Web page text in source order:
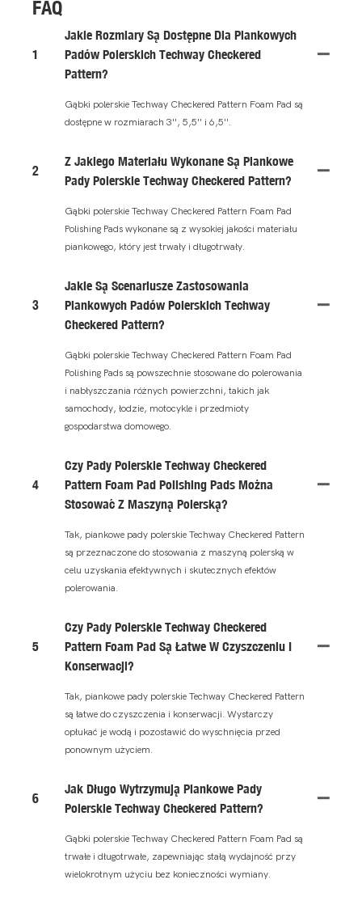
FAQ
1
Jakie Rozmiary Są Dostępne Dla Piankowych
Padów Polerskich Techway Checkered
Pattern?
Gąbki polerskie Techway Checkered Pattern Foam Pad są
dostępne w rozmiarach 3'', 5,5'' i 6,5''.
2
Z Jakiego Materiału Wykonane Są Piankowe
Pady Polerskie Techway Checkered Pattern?
Gąbki polerskie Techway Checkered Pattern Foam Pad
Polishing Pads wykonane są z wysokiej jakości materiału
piankowego, który jest trwały i długotrwały.
3
Jakie Są Scenariusze Zastosowania
Piankowych Padów Polerskich Techway
Checkered Pattern?
Gąbki polerskie Techway Checkered Pattern Foam Pad
Polishing Pads są powszechnie stosowane do polerowania
i nabłyszczania różnych powierzchni, takich jak
samochody, łodzie, motocykle i przedmioty
gospodarstwa domowego.
4
Czy Pady Polerskie Techway Checkered
Pattern Foam Pad Polishing Pads Można
Stosować Z Maszyną Polerską?
Tak, piankowe pady polerskie Techway Checkered Pattern
są przeznaczone do stosowania z maszyną polerską w
celu uzyskania efektywnych i skutecznych efektów
polerowania.
5
Czy Pady Polerskie Techway Checkered
Pattern Foam Pad Są Łatwe W Czyszczeniu I
Konserwacji?
Tak, piankowe pady polerskie Techway Checkered Pattern
są łatwe do czyszczenia i konserwacji. Wystarczy
opłukać je wodą i pozostawić do wyschnięcia przed
ponownym użyciem.
6
Jak Długo Wytrzymują Piankowe Pady
Polerskie Techway Checkered Pattern?
Gąbki polerskie Techway Checkered Pattern Foam Pad są
trwałe i długotrwałe, zapewniając stałą wydajność przy
wielokrotnym użyciu bez konieczności wymiany.